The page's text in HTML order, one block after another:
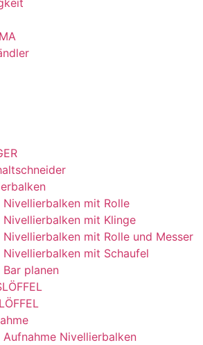
Nivellierbalken mit Rolle
Nivellierbalken mit Klinge
Nivellierbalken mit Rolle und Messer
Nivellierbalken mit Schaufel
Bar planen
Aufnahme Nivellierbalken